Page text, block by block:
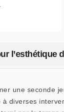
l’esthétique
une seconde
à diverses